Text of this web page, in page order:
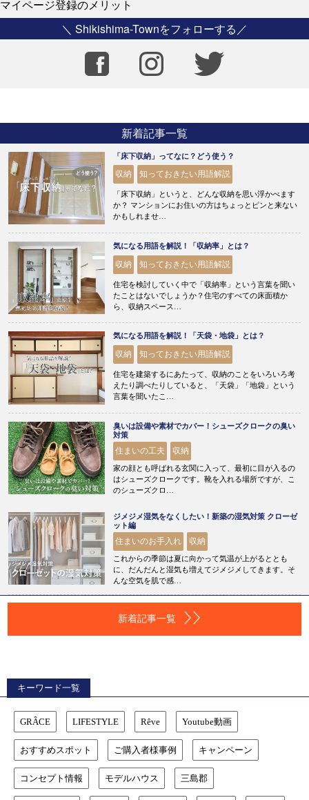
マイページ登録のメリット
＼ Shikishima-Townをフォローする／
新着記事一覧
「床下収納」ってなに？どう使う？
収納 知っておきたい用語解説
「床下収納」というと、どんな収納を思い浮かべます
か？ マンションにお住いの方はちょっとピンと来ない
かもしれませ…
気になる用語を解説！「収納率」とは？
収納 知っておきたい用語解説
住宅を検討していく中で「収納率」という言葉を聞い
たことはないでしょうか？住宅のすべての床面積か
ら、収納スペース…
気になる用語を解説！「天袋・地袋」とは？
収納 知っておきたい用語解説
住宅を建築するにあたって、収納のことをいろいろ考
えたり調べたりしていると、「天袋」「地袋」という
言葉を聞いたこ…
臭いは設備や素材でカバー！シューズクロークの臭い
対策
住まいの工夫 収納
家の顔とも呼ばれる玄関に入って、最初に目が入るの
はシューズクロークです。靴を入れる場所ですが、こ
のシューズクロ…
ジメジメ湿気をなくしたい！新築の湿気対策 クローゼ
ット編
住まいのお手入れ 収納
これからの季節は夏に向かって気温が上がるととも
に、だんだんと湿気も増えてジメジメしてきます。そ
んな空気を肌で感…
新着記事一覧
キーワード一覧
GRÂCE LIFESTYLE Rêve Youtube動画
おすすめスポット ご購入者様事例 キャンペーン
コンセプト情報 モデルハウス 三島郡